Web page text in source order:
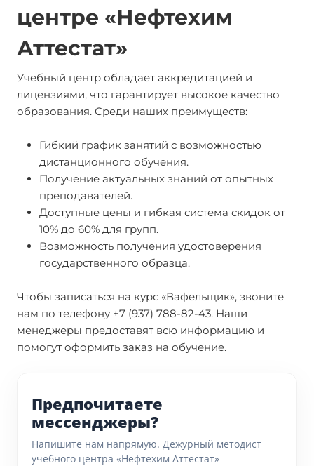
центре «Нефтехим
Аттестат»
Учебный центр обладает аккредитацией и
лицензиями, что гарантирует высокое качество
образования. Среди наших преимуществ:
Гибкий график занятий с возможностью
дистанционного обучения.
Получение актуальных знаний от опытных
преподавателей.
Доступные цены и гибкая система скидок от
10% до 60% для групп.
Возможность получения удостоверения
государственного образца.
Чтобы записаться на курс «Вафельщик», звоните
нам по телефону +7 (937) 788-82-43. Наши
менеджеры предоставят всю информацию и
помогут оформить заказ на обучение.
Предпочитаете
мессенджеры?
Напишите нам напрямую. Дежурный методист
учебного центра «Нефтехим Аттестат»